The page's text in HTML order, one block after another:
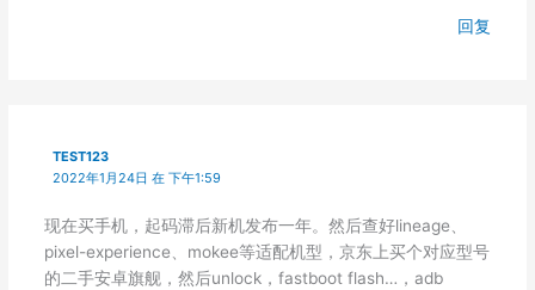
回复
TEST123
2022年1月24日 在 下午1:59
现在买手机，起码滞后新机发布一年。然后查好lineage、
pixel-experience、mokee等适配机型，京东上买个对应型号
的二手安卓旗舰，然后unlock，fastboot flash…，adb